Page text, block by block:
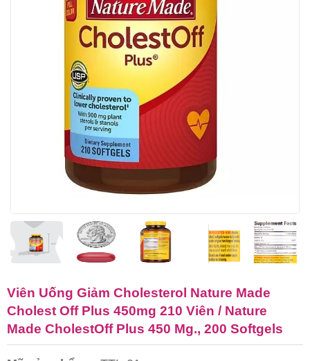
Viên Uống Giảm Cholesterol Nature Made
Cholest Off Plus 450mg 210 Viên / Nature
Made CholestOff Plus 450 Mg., 200 Softgels